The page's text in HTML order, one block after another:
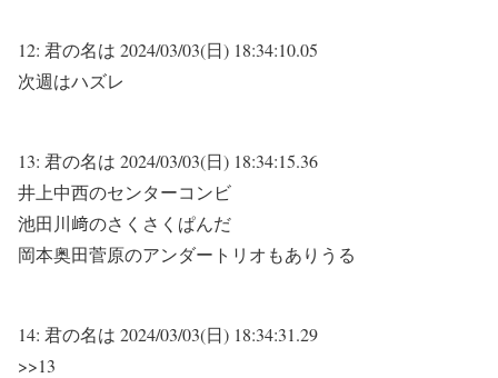
12: 君の名は 2024/03/03(日) 18:34:10.05
次週はハズレ
13: 君の名は 2024/03/03(日) 18:34:15.36
井上中西のセンターコンビ
池田川﨑のさくさくぱんだ
岡本奥田菅原のアンダートリオもありうる
14: 君の名は 2024/03/03(日) 18:34:31.29
>>13